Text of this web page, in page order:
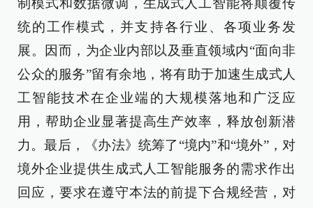
制模式和数据微调，生成式人工智能将颠覆传
统的工作模式，并支持各行业、各项业务发
展。因而，为企业内部以及垂直领域内“面向非
公众的服务”留有余地，将有助于加速生成式人
工智能技术在企业端的大规模落地和广泛应
用，帮助企业显著提高生产效率，释放创新潜
力。最后，《办法》统筹了“境内”和“境外”，对
境外企业提供生成式人工智能服务的需求作出
回应，要求在遵守本法的前提下合规经营，对